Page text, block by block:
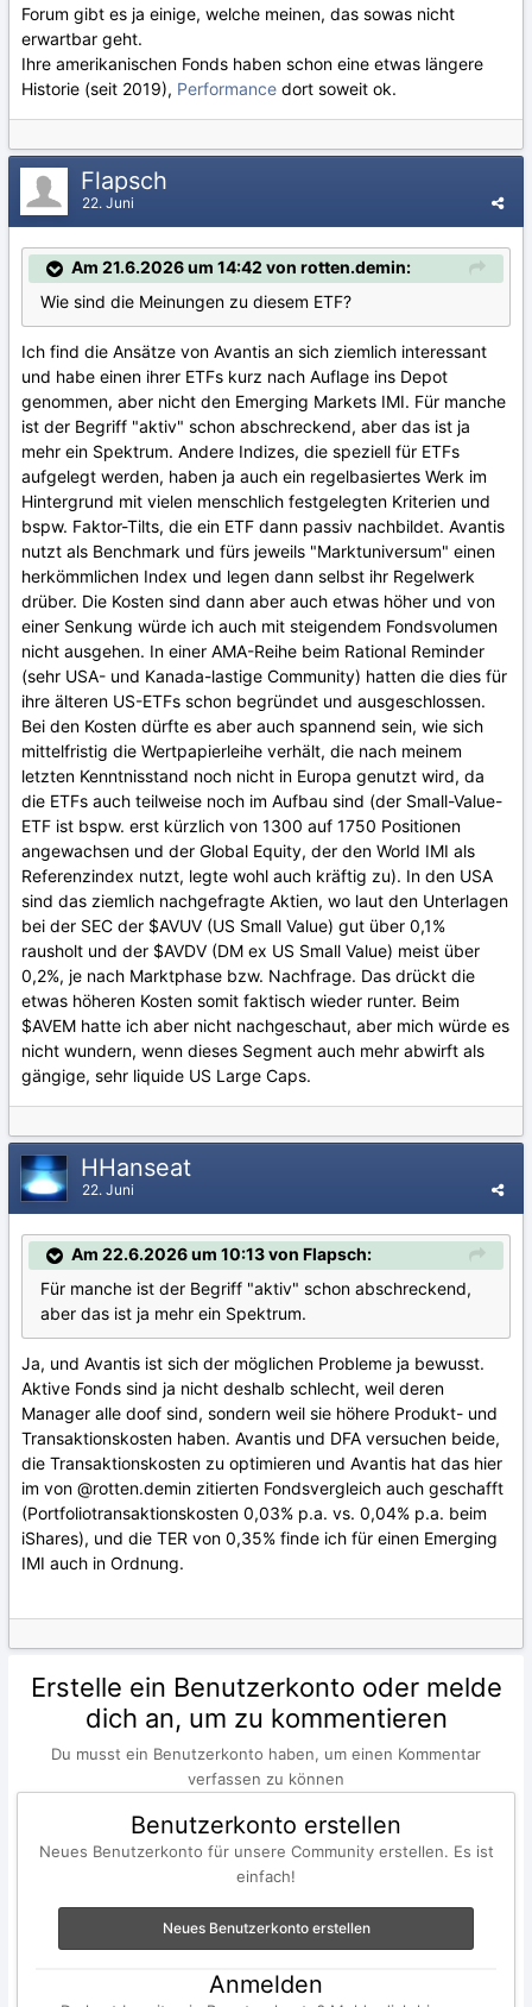
Forum gibt es ja einige, welche meinen, das sowas nicht
erwartbar geht.
Ihre amerikanischen Fonds haben schon eine etwas längere
Historie (seit 2019), Performance dort soweit ok.
Flapsch
22. Juni
Am 21.6.2026 um 14:42 von rotten.demin:
Wie sind die Meinungen zu diesem ETF?
Ich find die Ansätze von Avantis an sich ziemlich interessant
und habe einen ihrer ETFs kurz nach Auflage ins Depot
genommen, aber nicht den Emerging Markets IMI. Für manche
ist der Begriff "aktiv" schon abschreckend, aber das ist ja
mehr ein Spektrum. Andere Indizes, die speziell für ETFs
aufgelegt werden, haben ja auch ein regelbasiertes Werk im
Hintergrund mit vielen menschlich festgelegten Kriterien und
bspw. Faktor-Tilts, die ein ETF dann passiv nachbildet. Avantis
nutzt als Benchmark und fürs jeweils "Marktuniversum" einen
herkömmlichen Index und legen dann selbst ihr Regelwerk
drüber. Die Kosten sind dann aber auch etwas höher und von
einer Senkung würde ich auch mit steigendem Fondsvolumen
nicht ausgehen. In einer AMA-Reihe beim Rational Reminder
(sehr USA- und Kanada-lastige Community) hatten die dies für
ihre älteren US-ETFs schon begründet und ausgeschlossen.
Bei den Kosten dürfte es aber auch spannend sein, wie sich
mittelfristig die Wertpapierleihe verhält, die nach meinem
letzten Kenntnisstand noch nicht in Europa genutzt wird, da
die ETFs auch teilweise noch im Aufbau sind (der Small-Value-
ETF ist bspw. erst kürzlich von 1300 auf 1750 Positionen
angewachsen und der Global Equity, der den World IMI als
Referenzindex nutzt, legte wohl auch kräftig zu). In den USA
sind das ziemlich nachgefragte Aktien, wo laut den Unterlagen
bei der SEC der $AVUV (US Small Value) gut über 0,1%
rausholt und der $AVDV (DM ex US Small Value) meist über
0,2%, je nach Marktphase bzw. Nachfrage. Das drückt die
etwas höheren Kosten somit faktisch wieder runter. Beim
$AVEM hatte ich aber nicht nachgeschaut, aber mich würde es
nicht wundern, wenn dieses Segment auch mehr abwirft als
gängige, sehr liquide US Large Caps.
HHanseat
22. Juni
Am 22.6.2026 um 10:13 von Flapsch:
Für manche ist der Begriff "aktiv" schon abschreckend,
aber das ist ja mehr ein Spektrum.
Ja, und Avantis ist sich der möglichen Probleme ja bewusst.
Aktive Fonds sind ja nicht deshalb schlecht, weil deren
Manager alle doof sind, sondern weil sie höhere Produkt- und
Transaktionskosten haben. Avantis und DFA versuchen beide,
die Transaktionskosten zu optimieren und Avantis hat das hier
im von @rotten.demin zitierten Fondsvergleich auch geschafft
(Portfolio­transaktions­kosten 0,03% p.a. vs. 0,04% p.a. beim
iShares), und die TER von 0,35% finde ich für einen Emerging
IMI auch in Ordnung.
Erstelle ein Benutzerkonto oder melde
dich an, um zu kommentieren
Du musst ein Benutzerkonto haben, um einen Kommentar
verfassen zu können
Benutzerkonto erstellen
Neues Benutzerkonto für unsere Community erstellen. Es ist
einfach!
Neues Benutzerkonto erstellen
Anmelden